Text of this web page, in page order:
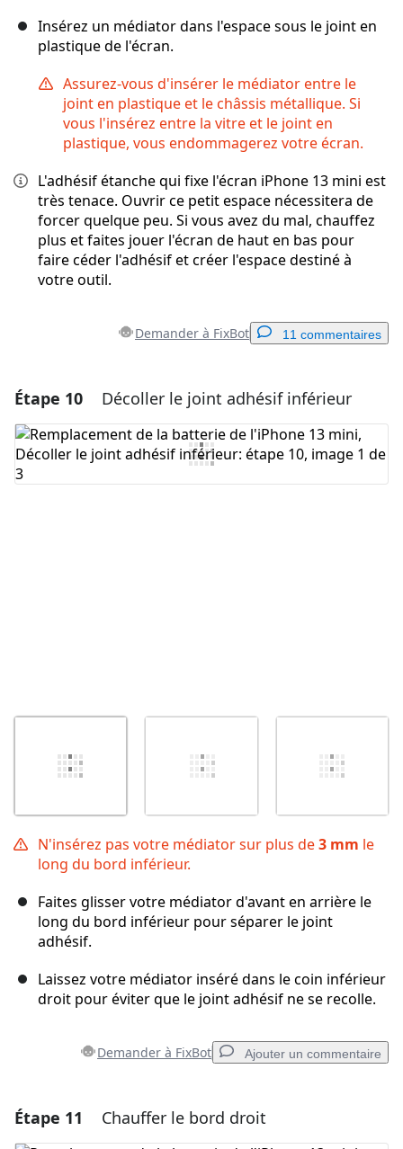
Insérez un médiator dans l'espace sous le joint en
plastique de l'écran.
Assurez-vous d'insérer le médiator entre le
joint en plastique et le châssis métallique. Si
vous l'insérez entre la vitre et le joint en
plastique, vous endommagerez votre écran.
L'adhésif étanche qui fixe l'écran iPhone 13 mini est
très tenace. Ouvrir ce petit espace nécessitera de
forcer quelque peu. Si vous avez du mal, chauffez
plus et faites jouer l'écran de haut en bas pour
faire céder l'adhésif et créer l'espace destiné à
votre outil.
Demander à FixBot 11 commentaires
Ajouter un commentaire
Ajouter un commentaire
Étape 10 Décoller le joint adhésif inférieur
N'insérez pas votre médiator sur plus de3 mm le
long du bord inférieur.
Faites glisser votre médiator d'avant en arrière le
long du bord inférieur pour séparer le joint
adhésif.
Laissez votre médiator inséré dans le coin inférieur
droit pour éviter que le joint adhésif ne se recolle.
Demander à FixBot Ajouter un commentaire
Ajouter un commentaire
Étape 11 Chauffer le bord droit